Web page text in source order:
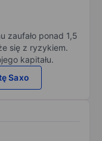
zaufało ponad 1,5
się z ryzykiem.
kapitału.
Saxo